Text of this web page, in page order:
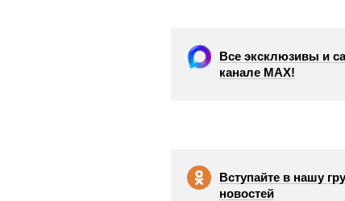
Все эксклюзивы и
канале МАХ!
Вступайте в нашу
новостей